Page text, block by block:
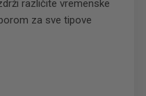
različite vremenske
za sve tipove